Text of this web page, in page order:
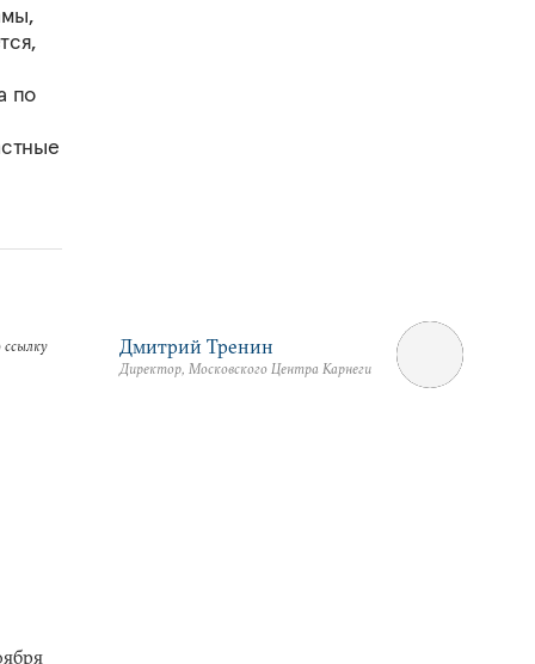
по
Дмитрий Тренин
Директор, Московского Центра Карнеги